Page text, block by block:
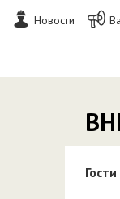
Новости
Гости